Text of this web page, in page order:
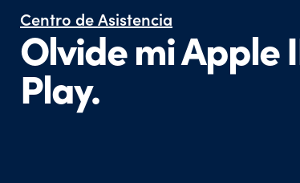
Centro de Asistencia​
Olvide mi Apple
Play.